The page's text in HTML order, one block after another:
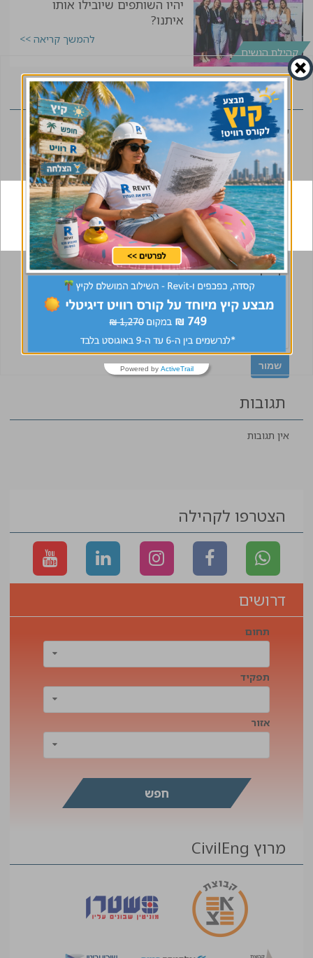
קהילת הנשים
יהיו השותפים שיובילו אותו
איתנו?
להמשך קריאה >>
הוספת תגובה
שמך
תגובה*
תגובות
אין תגובות
הצטרפו לקהילה
דרושים
תחום
תפקיד
אזור
מרוץ CivilEng
Powered by ActiveTrail